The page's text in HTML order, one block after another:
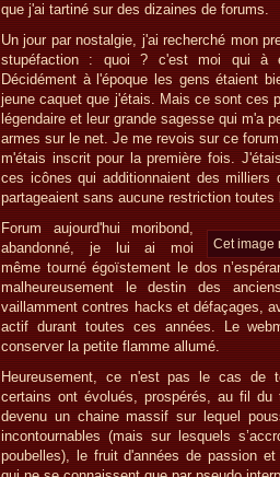
que j'ai tartiné sur des dizaines de forums.
Un jour par nostalgie, j'ai recherché mon
stupéfaction : quoi ? c'est moi qui à
Décidément à l'époque les gens étaient
jeune caquet que j'étais. Mais ce sont ces
légendaire et leur grande sagesse qui m'a
armes sur le net. Je me revois sur ce
m'étais inscrit pour la première fois.
ces icônes qui additionnaient des
partageaient sans aucune restriction
Cet image
Forum aujourd'hui moribond,
abandonné, je lui ai moi
même tourné égoïstement le dos
malheureusement le destin des
vaillamment contres hacks et défaçages,
actif durant toutes ces années. Le
conserver la petite flamme allumé.
Heureusement, ce n'est pas le cas de
certains ont évolués, prospérés, au fil
devenu un chaine massif sur lequel
incontournables (mais sur lesquels
poubelles), le fruit d'années de passion